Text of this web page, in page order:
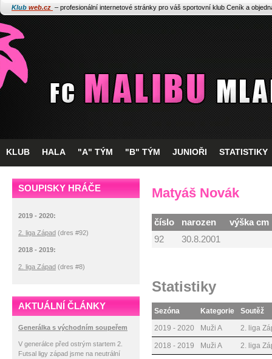
Klub web.cz – profesionální internetové stránky pro váš sportovní klub Ceník a
KLUB HALA "A" TÝM "B" TÝM JUNIOŘI STATISTIKY
Matyáš Novák
číslo narozen
výška cm
92
30.8.2001
Statistiky
Sezóna Kategorie
Soutěž
2019 - 2020
Muži A 2. liga
2018 - 2019 Muži A 2. liga
SOUPISKY HRÁČE
2019 - 2020:
2. liga Západ (dres #92)
2018 - 2019:
2. liga Západ (dres #8)
AKTUÁLNÍ ČLÁNKY
Generálka s východním soupeřem
V generálce před ostrým startem 2.
Futsal ligy západ jsme na neutrální